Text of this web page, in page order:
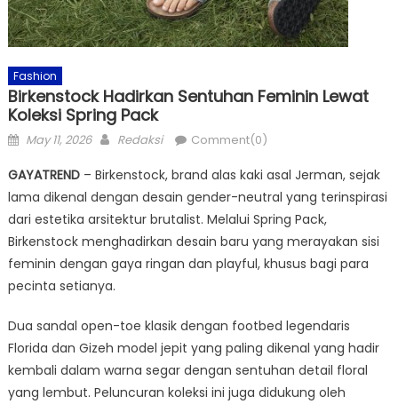
Fashion
Birkenstock Hadirkan Sentuhan Feminin Lewat
Koleksi Spring Pack
Posted
May 11, 2026 Author
Redaksi Comment(0)
GAYATREND– Birkenstock, brand alas kaki asal Jerman, sejak
lama dikenal dengan desain gender-neutral yang terinspirasi
dari estetika arsitektur brutalist. Melalui Spring Pack,
Birkenstock menghadirkan desain baru yang merayakan sisi
feminin dengan gaya ringan dan playful, khusus bagi para
pecinta setianya.
Dua sandal open-toe klasik dengan footbed legendaris
Florida dan Gizeh model jepit yang paling dikenal yang hadir
kembali dalam warna segar dengan sentuhan detail floral
yang lembut. Peluncuran koleksi ini juga didukung oleh